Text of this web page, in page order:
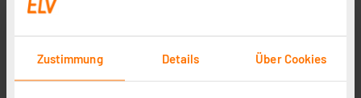
Zustimmung Details Über Cookies